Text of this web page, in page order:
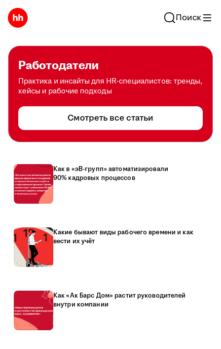
Поиск
Работодатели
Практика и инсайты для HR-специалистов: тренды,
кейсы и рабочие подходы
Смотреть все статьи
Как в «эВ-групп» автоматизировали
90% кадровых процессов
Какие бывают виды рабочего времени и как
вести их учёт
Как «Ак Барс Дом» растит руководителей
внутри компании